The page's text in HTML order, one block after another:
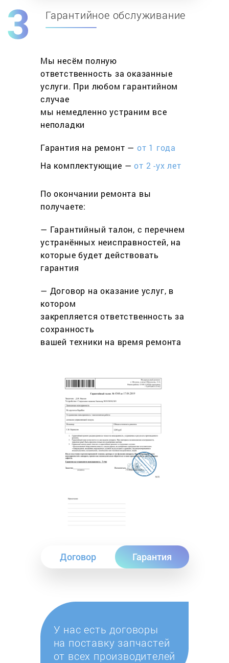
Гарантийное обслуживание
Мы несём полную
ответственность за оказанные
услуги. При любом гарантийном
cлучае
мы немедленно устраним все
неполадки
Гарантия на ремонт — от 1 года
На комплектующие —от 2 -ух лет
По окончании ремонта вы
получаете:
— Гарантийный талон, с перечнем
устранённых неисправностей, на
которые будет действовать
гарантия
— Договор на оказание услуг, в
котором
закрепляется ответственность за
сохранность
вашей техники на время ремонта
Договор Гарантия
У нас есть договоры
на поставку запчастей
от всех производителей